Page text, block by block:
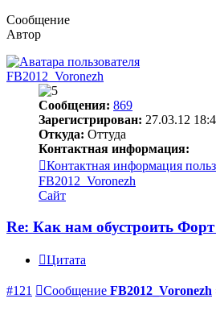
Сообщение
Автор
FB2012_Voronezh
Сообщения: 869
Зарегистрирован: 27.03.12
Откуда: Оттуда
Контактная информация:
Контактная информация
FB2012_Voronezh
Сайт
Re: Как нам обустроить
Цитата
#121 Сообщение FB2012_Voronezh